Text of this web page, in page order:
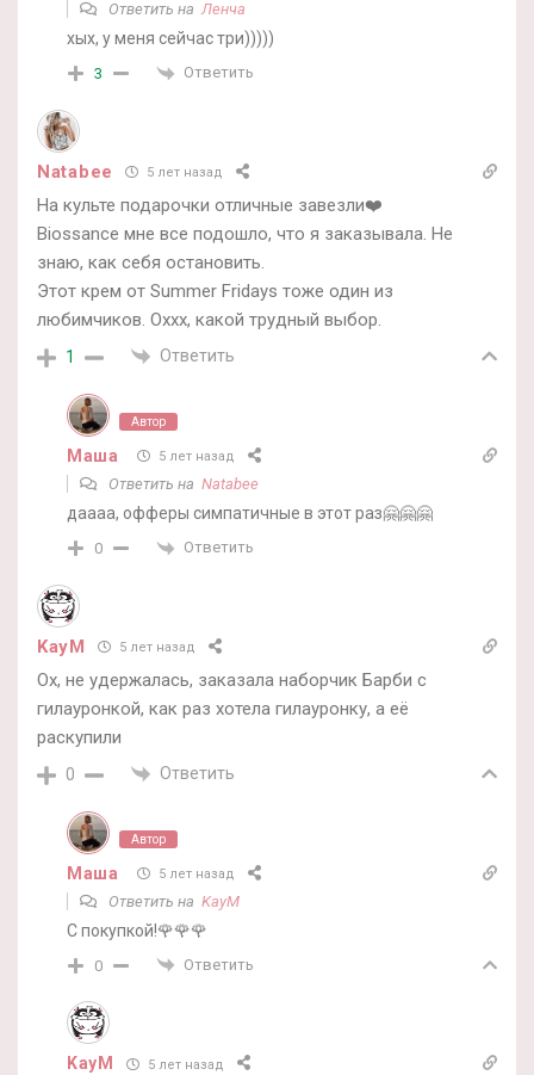
Ответить наЛенча
хых, у меня сейчас три)))))
3 Ответить
Natabee 5 лет назад
На культе подарочки отличные завезли❤️
Biossance мне все подошло, что я заказывала. Не
знаю, как себя остановить.
Этот крем от Summer Fridays тоже один из
любимчиков. Оххх, какой трудный выбор.
1 Ответить
Автор
Маша 5 лет назад
Ответить на Natabee
даааа, офферы симпатичные в этот раз🤗🤗🤗
0 Ответить
KayM 5 лет назад
Ох, не удержалась, заказала наборчик Барби с
гилауронкой, как раз хотела гилауронку, а её
раскупили
0 Ответить
Автор
Маша 5 лет назад
Ответить на KayM
С покупкой!🌹🌹🌹
0 Ответить
KayM 5 лет назад